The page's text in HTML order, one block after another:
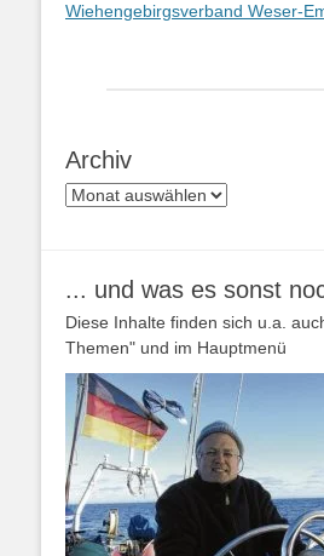
Wiehengebirgsverband Weser-
Archiv
Archiv
... und was es sonst
Diese Inhalte finden sich u.a.
Themen" und im Hauptmenü